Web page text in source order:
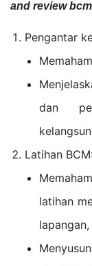
and review
Pengantar
dan
Latihan
latihan